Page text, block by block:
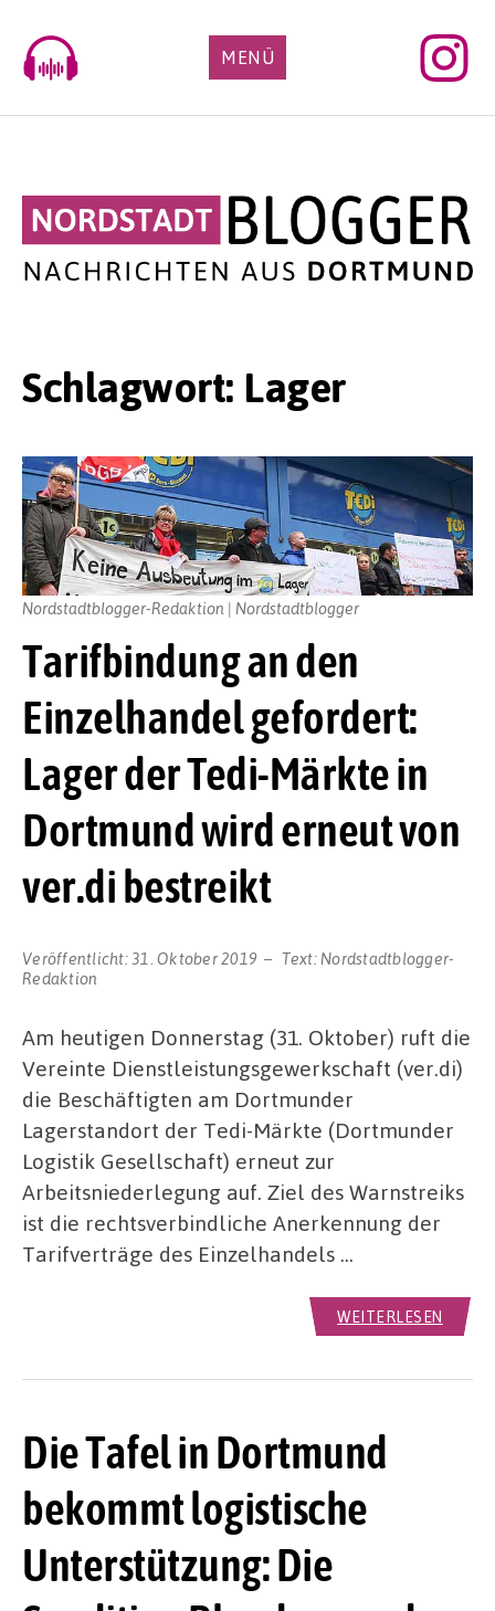
content
MENÜ
Schlagwort: Lager
Tarifbindung an den
Einzelhandel gefordert:
Lager der Tedi-Märkte in
Dortmund wird erneut von
ver.di bestreikt
Veröffentlicht:31. Oktober 2019 Text: Nordstadtblogger-
Redaktion
Nordstadtblogger-Redaktion | Nordstadtblogger
Am heutigen Donnerstag (31. Oktober) ruft die
Vereinte Dienstleistungsgewerkschaft (ver.di)
die Beschäftigten am Dortmunder
Lagerstandort der Tedi-Märkte (Dortmunder
Logistik Gesellschaft) erneut zur
Arbeitsniederlegung auf. Ziel des Warnstreiks
ist die rechtsverbindliche Anerkennung der
Tarifverträge des Einzelhandels …
WEITERLESEN
Die Tafel in Dortmund
bekommt logistische
Unterstützung: Die